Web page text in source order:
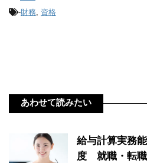
-財務, 資格
あわせて読みたい
給与計算実務
度 就職・転職